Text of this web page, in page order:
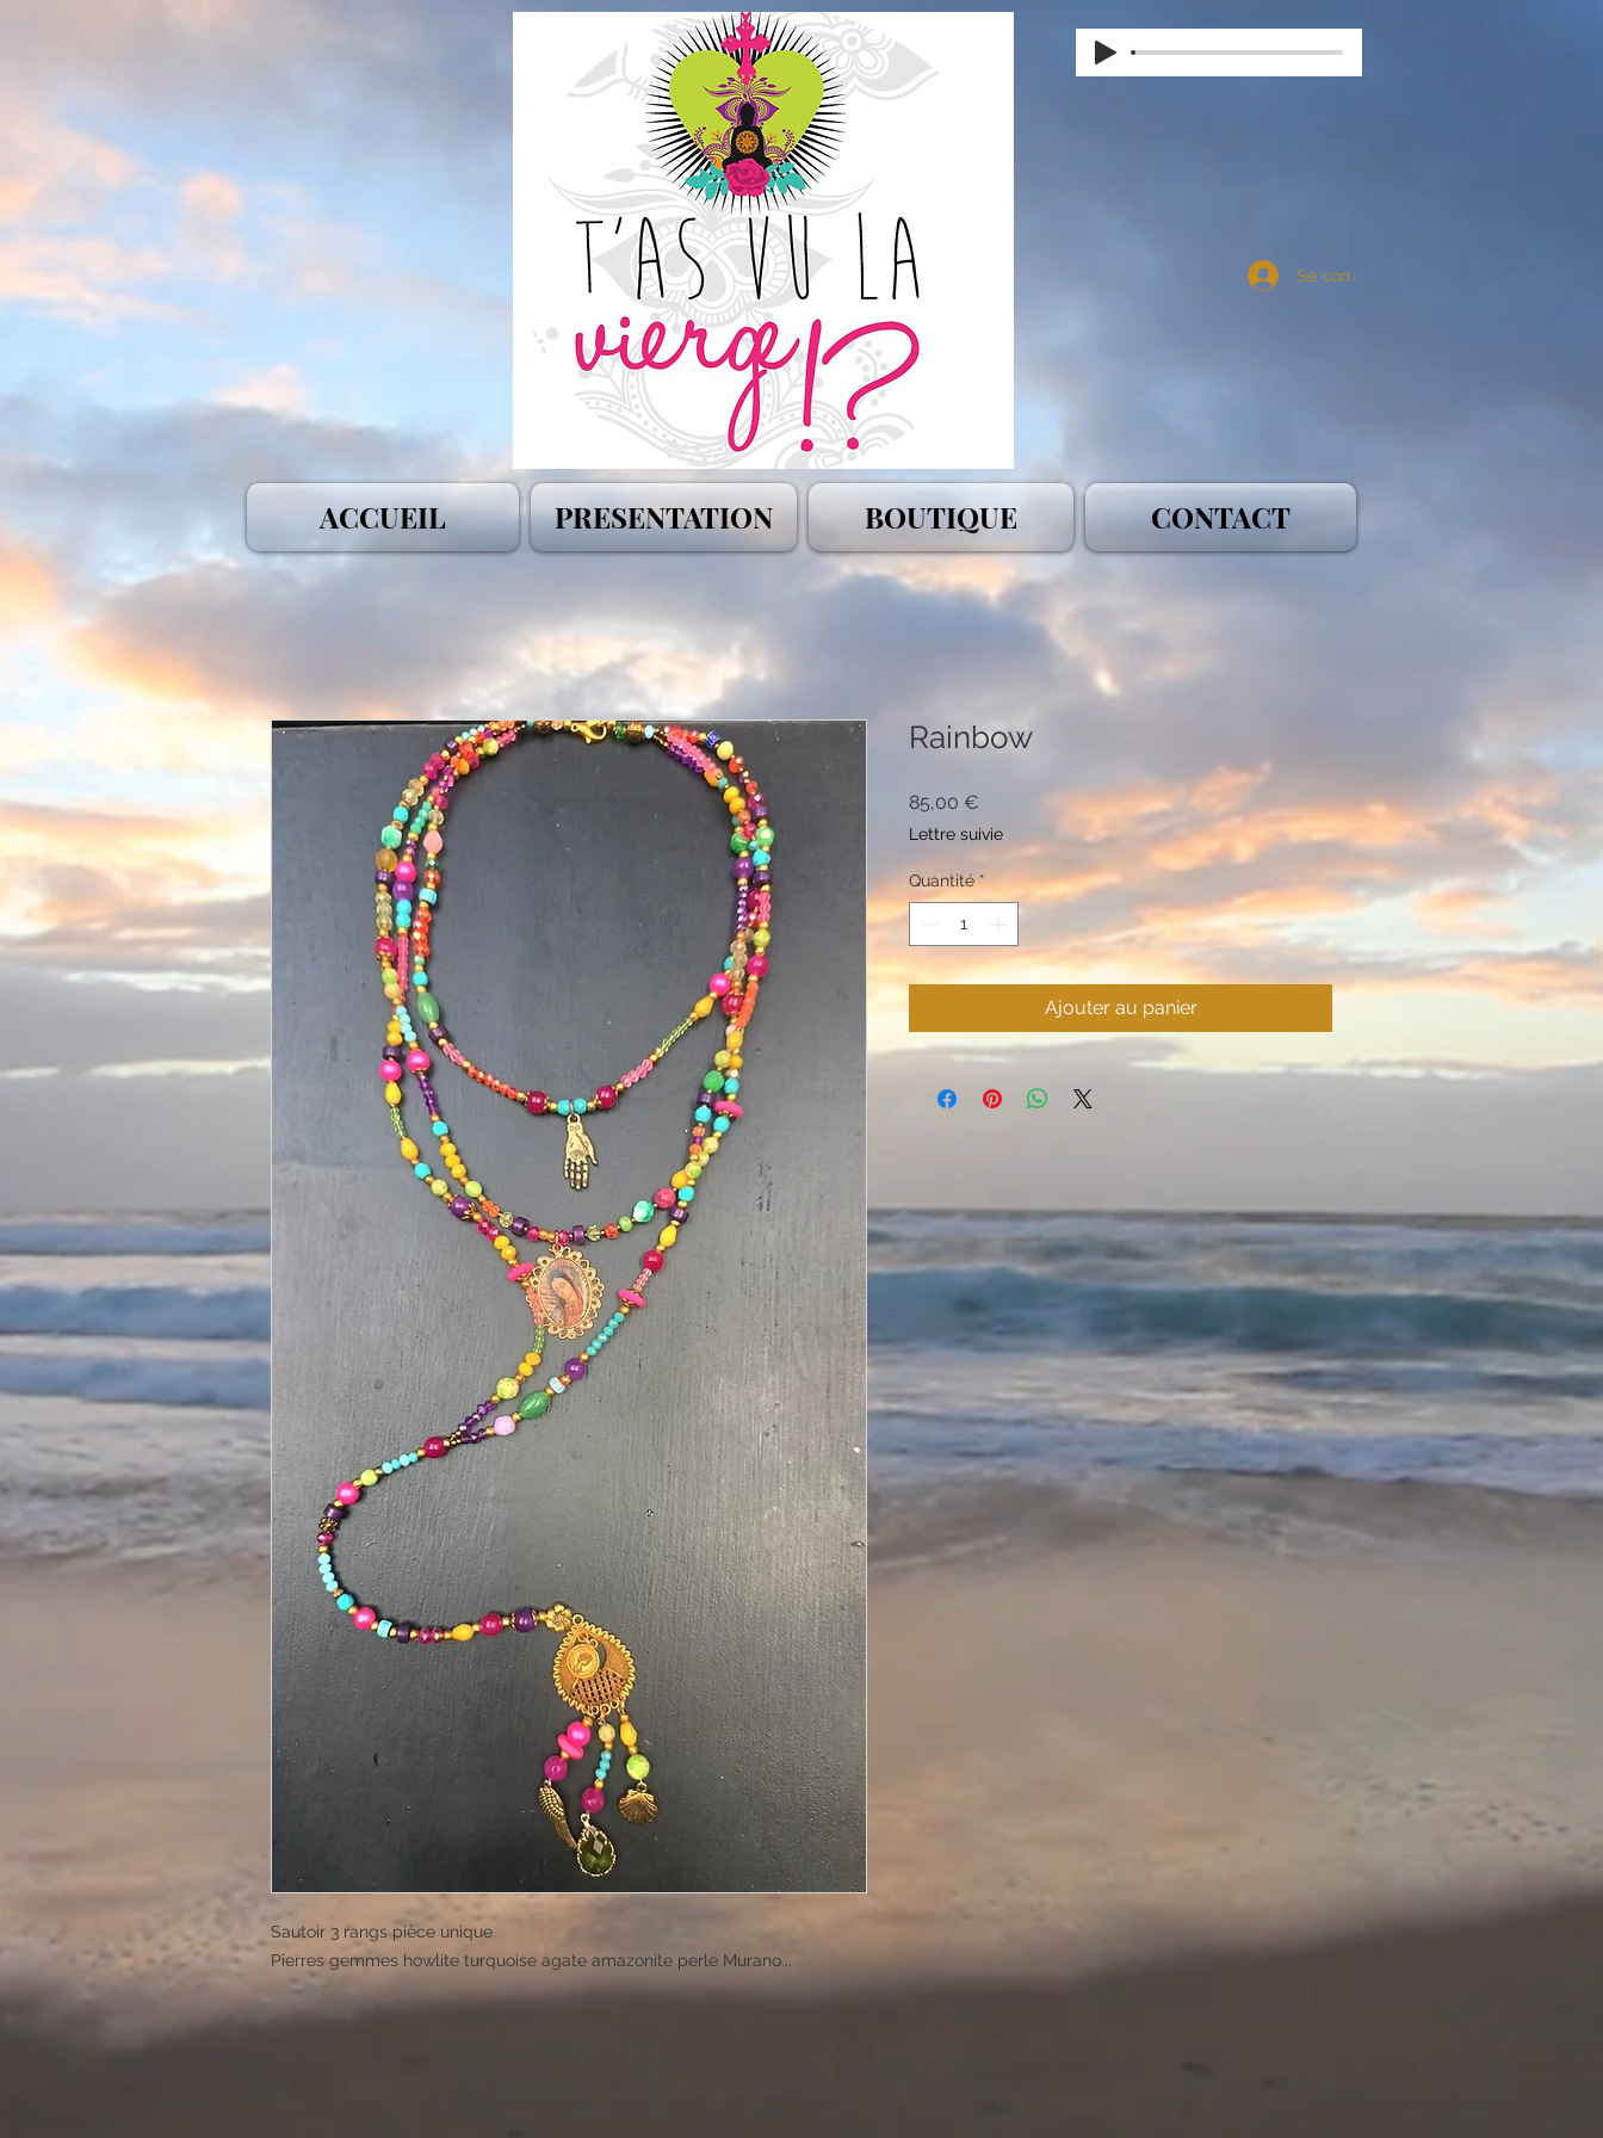
Se connecter
ACCUEIL PRESENTATION BOUTIQUE CONTACT
Sautoir 3 rangs pièce unique
Pierres gemmes howlite turquoise agate amazonite perle Murano...
Rainbow
85,00 €
Lettre suivie
Quantité *
Ajouter au panier